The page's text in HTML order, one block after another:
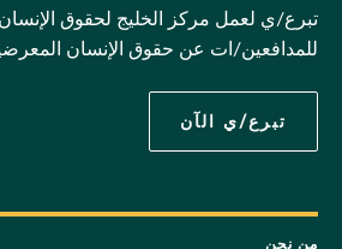
تبرع/ي لعمل مركز الخليج لحقوق
للمدافعين/ات عن حقوق الإنسان
تبرع/ي الآن
من نحن